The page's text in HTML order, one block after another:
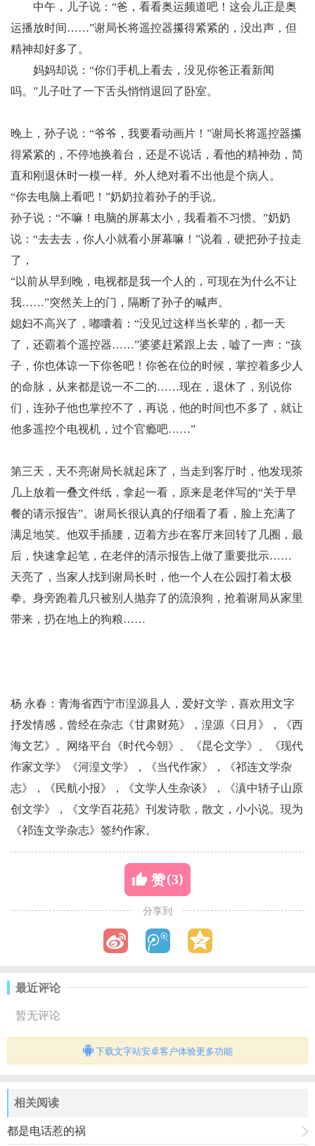
中午，儿子说：“爸，看看奥运频道吧！这会儿正是奥
运播放时间……”谢局长将遥控器攥得紧紧的，没出声，但
精神却好多了。
妈妈却说：“你们手机上看去，没见你爸正看新闻
吗。”儿子吐了一下舌头悄悄退回了卧室。
晚上，孙子说：“爷爷，我要看动画片！”谢局长将遥控器攥
得紧紧的，不停地换着台，还是不说话，看他的精神劲，简
直和刚退休时一模一样。外人绝对看不出他是个病人。
“你去电脑上看吧！”奶奶拉着孙子的手说。
孙子说：“不嘛！电脑的屏幕太小，我看着不习惯。”奶奶
说：“去去去，你人小就看小屏幕嘛！”说着，硬把孙子拉走
了，
“以前从早到晚，电视都是我一个人的，可现在为什么不让
我……”突然关上的门，隔断了孙子的喊声。
媳妇不高兴了，嘟囔着：“没见过这样当长辈的，都一天
了，还霸着个遥控器……”婆婆赶紧跟上去，嘘了一声：“孩
子，你也体谅一下你爸吧！你爸在位的时候，掌控着多少人
的命脉，从来都是说一不二的……现在，退休了，别说你
们，连孙子他也掌控不了，再说，他的时间也不多了，就让
他多遥控个电视机，过个官瘾吧……”
第三天，天不亮谢局长就起床了，当走到客厅时，他发现茶
几上放着一叠文件纸，拿起一看，原来是老伴写的“关于早
餐的请示报告”。谢局长很认真的仔细看了看，脸上充满了
满足地笑。他双手插腰，迈着方步在客厅来回转了几圈，最
后，快速拿起笔，在老伴的清示报告上做了重要批示……
天亮了，当家人找到谢局长时，他一个人在公园打着太极
拳。身旁跑着几只被别人抛弃了的流浪狗，抢着谢局从家里
带来，扔在地上的狗粮……
杨 永春：青海省西宁市湟源县人，爱好文学，喜欢用文字
抒发情感，曾经在杂志《甘肃财苑》，湟源《日月》，《西
海文艺》。网络平台《时代今朝》、《昆仑文学》、《现代
作家文学》《河湟文学》，《当代作家》，《祁连文学杂
志》，《民航小报》，《文学人生杂谈》，《滇中轿子山原
创文学》，《文学百花苑》刊发诗歌，散文，小小说。現为
《祁连文学杂志》签约作家。
赞(3)
分享到
最近评论
暂无评论
下载文字站安卓客户体验更多功能
相关阅读
都是电话惹的祸